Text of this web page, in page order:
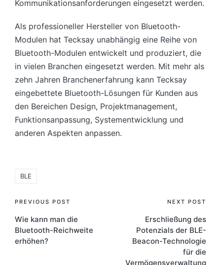
Kommunikationsanforderungen eingesetzt werden.
Als professioneller Hersteller von Bluetooth-
Modulen hat Tecksay unabhängig eine Reihe von
Bluetooth-Modulen entwickelt und produziert, die
in vielen Branchen eingesetzt werden. Mit mehr als
zehn Jahren Branchenerfahrung kann Tecksay
eingebettete Bluetooth-Lösungen für Kunden aus
den Bereichen Design, Projektmanagement,
Funktionsanpassung, Systementwicklung und
anderen Aspekten anpassen.
BLE
Post
navigation
PREVIOUS POST
Wie kann man die
Bluetooth-Reichweite
erhöhen?
NEXT POST
Erschließung des
Potenzials der BLE-
Beacon-Technologie
für die
Vermögensverwaltung